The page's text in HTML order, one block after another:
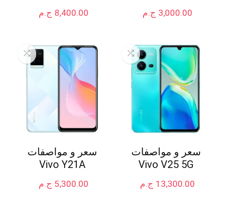
ج.م 3,000.00 ج.م 8,400.00
سعر و مواصفات
Vivo V25 5G
ج.م 13,300.00
سعر و مواصفات
Vivo Y21A
ج.م 5,300.00